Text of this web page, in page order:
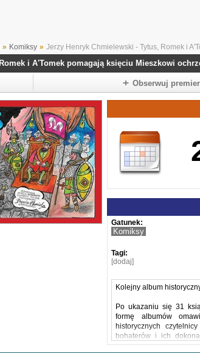
» Komiksy » Jerzy Henryk Chmielewski - Tytus, Romek i
i A'Tomek pomagają księciu Mieszkowi ochrzcić
Obserwuj
Gatunek:
Komiksy
Tagi:
[dodaj]
Kolejny album
Po ukazaniu się 31
formę albumów
historycznych
bohaterów i ich
śledzili losy Polaków.